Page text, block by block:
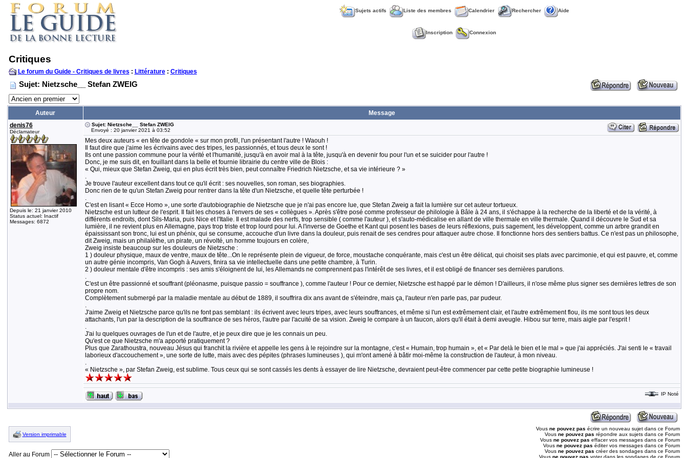
Sujets actifs Liste des membres Calendrier Rechercher Aide
Inscription Connexion
Critiques
Le forum du Guide - Critiques de livres : Littérature: Critiques
Sujet: Nietzsche__ Stefan ZWEIG
Auteur
Message
denis76
Déclamateur
Depuis le: 21 janvier 2010
Status actuel: Inactif
Messages: 6872
Sujet: Nietzsche__ Stefan ZWEIG
Envoyé : 20 janvier 2021 à 03:52
Mes deux auteurs « en tête de gondole « sur mon profil, l'un présentant l'autre ! Waouh !
Il faut dire que j'aime les écrivains avec des tripes, les passionnés, et tous deux le sont !
Ils ont une passion commune pour la vérité et l'humanité, jusqu'à en avoir mal à la tête, jusqu'à en devenir fou pour l'un et se suicider pour l'autre !
Donc, je me suis dit, en fouillant dans la belle et fournie librairie du centre ville de Blois :
« Qui, mieux que Stefan Zweig, qui en plus écrit très bien, peut connaître Friedrich Nietzsche, et sa vie intérieure ? »
.
Je trouve l'auteur excellent dans tout ce qu'il écrit : ses nouvelles, son roman, ses biographies.
Donc rien de te qu'un Stefan Zweig pour rentrer dans la tête d'un Nietzsche, et quelle tête perturbée !
.
C'est en lisant « Ecce Homo », une sorte d'autobiographie de Nietzsche que je n'ai pas encore lue, que Stefan Zweig a fait la lumière sur cet auteur tortueux.
Nietzsche est un lutteur de l'esprit. Il fait les choses à l'envers de ses « collègues ». Après s'être posé comme professeur de philologie à Bâle à 24 ans, il s'échappe à la recherche de la liberté et de la vérité, à
différents endroits, dont Sils-Maria, puis Nice et l'Italie. Il est malade des nerfs, trop sensible ( comme l'auteur ), et s'auto-médicalise en allant de ville thermale en ville thermale. Quand il découvre le Sud et sa
lumière, il ne revient plus en Allemagne, pays trop triste et trop lourd pour lui. A l'inverse de Goethe et Kant qui posent les bases de leurs réflexions, puis sagement, les développent, comme un arbre grandit en
épaississant son tronc, lui est un phénix, qui se consume, accouche d'un livre dans la douleur, puis renait de ses cendres pour attaquer autre chose. Il fonctionne hors des sentiers battus. Ce n'est pas un philosophe,
dit Zweig, mais un philalèthe, un pirate, un révolté, un homme toujours en colère,
Zweig insiste beaucoup sur les douleurs de Nietzsche :
1 ) douleur physique, maux de ventre, maux de tête...On le représente plein de vigueur, de force, moustache conquérante, mais c'est un être délicat, qui choisit ses plats avec parcimonie, et qui est pauvre, et, comme
un autre génie incompris, Van Gogh à Auvers, finira sa vie intellectuelle dans une petite chambre, à Turin.
2 ) douleur mentale d'être incompris : ses amis s'éloignent de lui, les Allemands ne comprennent pas l'intérêt de ses livres, et il est obligé de financer ses dernières parutions.
.
C'est un être passionné et souffrant (pléonasme, puisque passio = souffrance ), comme l'auteur ! Pour ce dernier, Nietzsche est happé par le démon ! D'ailleurs, il n'ose même plus signer ses dernières lettres de son
propre nom.
Complètement submergé par la maladie mentale au début de 1889, il souffrira dix ans avant de s'éteindre, mais ça, l'auteur n'en parle pas, par pudeur.
.
J'aime Zweig et Nietzsche parce qu'ils ne font pas semblant : ils écrivent avec leurs tripes, avec leurs souffrances, et même si l'un est extrêmement clair, et l'autre extrêmement flou, ils me sont tous les deux
attachants, l'un par la description de la souffrance de ses héros, l'autre par l'acuité de sa vision. Zweig le compare à un faucon, alors qu'il était à demi aveugle. Hibou sur terre, mais aigle par l'esprit !
.
J'ai lu quelques ouvrages de l'un et de l'autre, et je peux dire que je les connais un peu.
Qu'est ce que Nietzsche m'a apporté pratiquement ?
Plus que Zarathoustra, nouveau Jésus qui franchit la rivière et appelle les gens à le rejoindre sur la montagne, c'est « Humain, trop humain », et « Par delà le bien et le mal » que j'ai appréciés. J'ai senti le « travail
laborieux d'accouchement », une sorte de lutte, mais avec des pépites (phrases lumineuses ), qui m'ont amené à bâtir moi-même la construction de l'auteur, à mon niveau.
.
« Nietzsche », par Stefan Zweig, est sublime. Tous ceux qui se sont cassés les dents à essayer de lire Nietzsche, devraient peut-être commencer par cette petite biographie lumineuse !
IP Noté
Version imprimable
Aller au Forum
Vous ne pouvez pas écrire un nouveau sujet dans ce Forum
Vous ne pouvez pas répondre aux sujets dans ce Forum
Vous ne pouvez pas effacer vos messages dans ce Forum
Vous ne pouvez pas éditer vos messages dans ce Forum
Vous ne pouvez pas créer des sondages dans ce Forum
Vous ne pouvez pas voter dans les sondages de ce Forum